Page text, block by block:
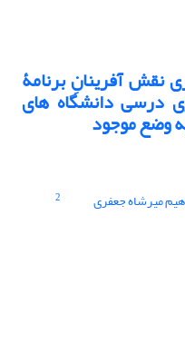
نقش آفرینانِ برنامۀ
درسی دانشگاه های
وضع موجود
میرشاه جعفری 2